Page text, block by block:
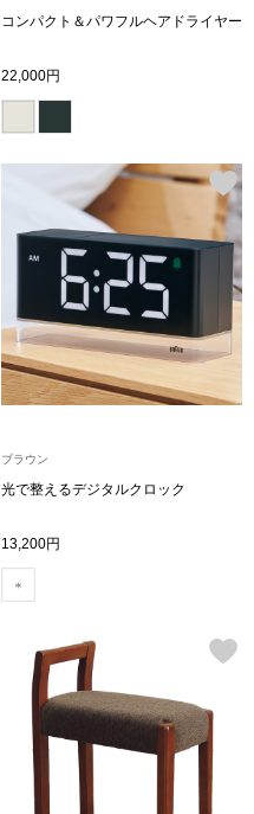
おすすめブラ
ヘリーハンセン
カンタベリー
金谷製靴
ヘンリーコッ
【特集】
おすすめカタ
BOGARD
コンパクト＆パワフルヘアドライヤー
22,000円
ブラウン
光で整えるデジタルクロック
13,200円